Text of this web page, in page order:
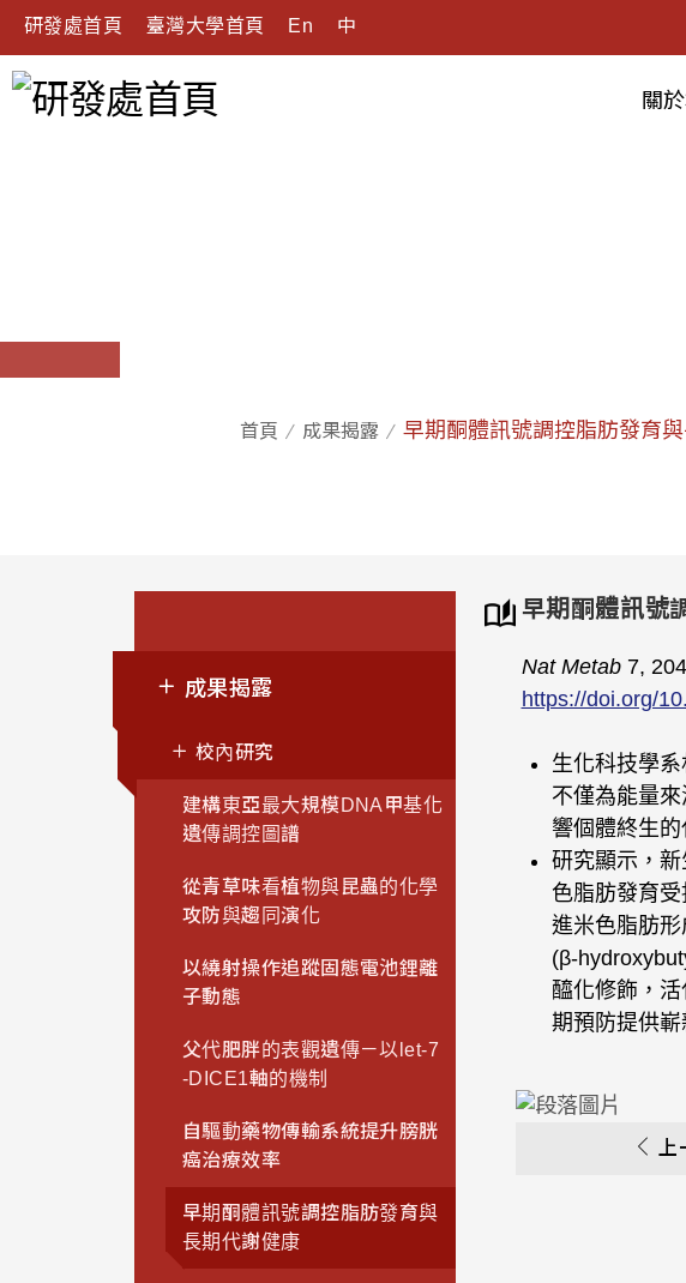
研發處首頁 臺灣大學首頁 En 中
關
首頁 成果揭露 早期酮體訊號調控脂肪發育
成果揭露
校內研究
建構東亞最大規模DNA甲基化
遺傳調控圖譜
從青草味看植物與昆蟲的化學
攻防與趨同演化
以繞射操作追蹤固態電池鋰離
子動態
父代肥胖的表觀遺傳－以let-7
-DICE1軸的機制
自驅動藥物傳輸系統提升膀胱
癌治療效率
早期酮體訊號調控脂肪發育與
長期代謝健康
早期酮體訊號
Nat Metab7,
https://doi.org/
生化科技學
不僅為能量
響個體終生
研究顯示，
色脂肪發育
進米色脂肪
(β-
醯化修飾，
期預防提供嶄